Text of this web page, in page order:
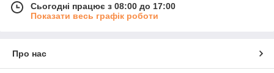
Сьогодні працює з 08:00 до 17:00
Показати весь графік роботи
Про нас